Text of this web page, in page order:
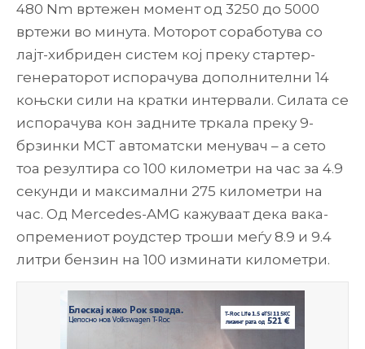
480 Nm вртежен момент од 3250 до 5000
вртежи во минута. Моторот соработува со
лајт-хибриден систем кој преку стартер-
генераторот испорачува дополнителни 14
коњски сили на кратки интервали. Силата се
испорачува кон задните тркала преку 9-
брзинки MCT автоматски менувач – а сето
тоа резултира со 100 километри на час за 4.9
секунди и максимални 275 километри на
час. Од Mercedes-AMG кажуваат дека вака-
опремениот роудстер троши меѓу 8.9 и 9.4
литри бензин на 100 изминати километри.